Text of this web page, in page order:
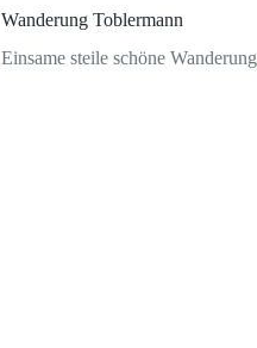
Wanderung Toblermann
Einsame steile schöne Wanderung